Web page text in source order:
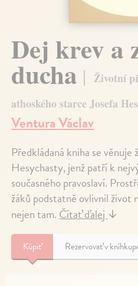
Dej krev a
ducha
Životní
athoského starce Josefa
Ventura Václav
Předkládaná kniha se
Hesychasty, jenž patří k
současného pravoslaví.
žáků podstatně ovlivnil život
nejen tam.Čítať ďalej↓
Kúpiť Rezervovať v